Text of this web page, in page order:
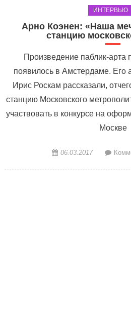
ИНТЕРВЬЮ
Арно Коэнен: «Наша
станцию
Произведение паблик-
появилось в Амстердаме. Его
Ирис Роскам рассказали,
станцию Московского
участвовать в конкурсе на
Москве
06.03.2017